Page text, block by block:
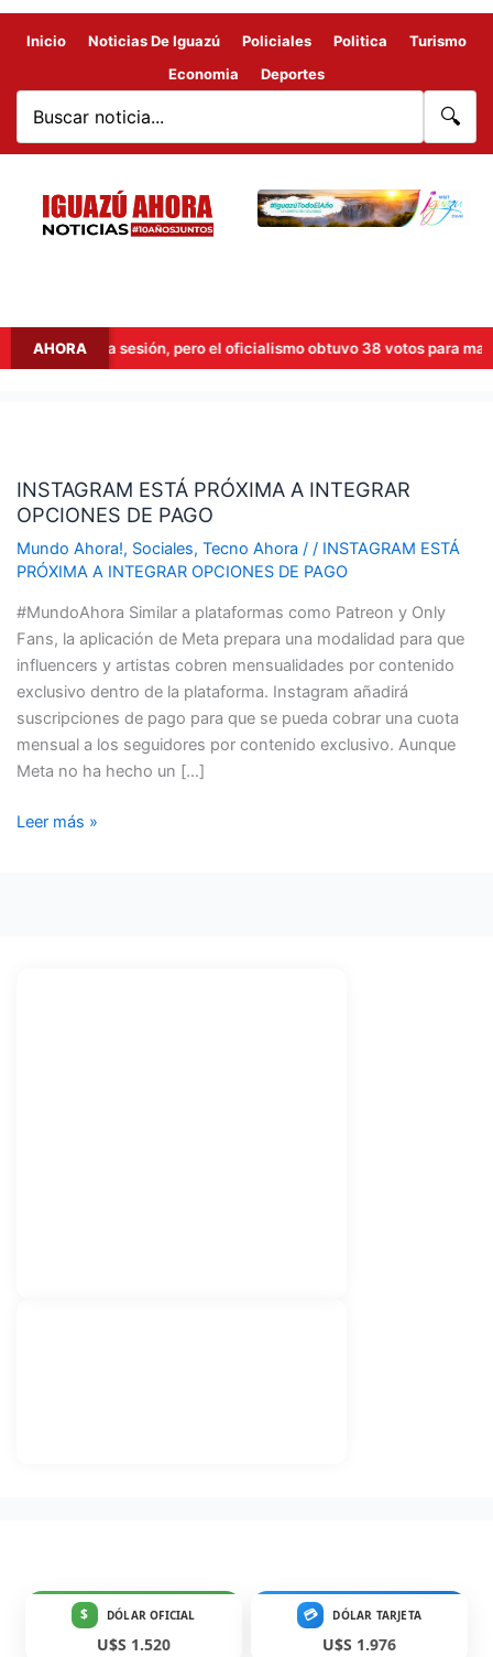
Inicio Noticias De Iguazú Policiales Politica
Turismo
Economia
Deportes
🔍
AHORAla sesión, pero el oficialismo obtuvo 38 votos para
INSTAGRAM ESTÁ PRÓXIMA A INTEGRAR
OPCIONES DE PAGO
Mundo Ahora!, Sociales, Tecno Ahora / / INSTAGRAM ESTÁ
PRÓXIMA A INTEGRAR OPCIONES DE PAGO
#MundoAhora Similar a plataformas como Patreon y Only
Fans, la aplicación de Meta prepara una modalidad para que
influencers y artistas cobren mensualidades por contenido
exclusivo dentro de la plataforma. Instagram añadirá
suscripciones de pago para que se pueda cobrar una cuota
mensual a los seguidores por contenido exclusivo. Aunque
Meta no ha hecho un […]
PRÓXIMA
A
INTEGRAR
OPCIONES
PAGO
Leer más »
$ DÓLAR OFICIAL
U$S 1.520
💳 DÓLAR TARJETA
U$S 1.976